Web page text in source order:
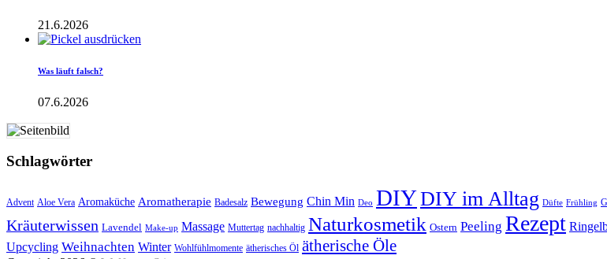
21.6.2026
Was läuft falsch?
07.6.2026
Schlagwörter
Advent Aloe Vera Aromaküche Aromatherapie Badesalz Bewegung Chin Min Deo DIYDIY im Alltag Düfte Frühling
Kräuterwissen Lavendel Make-up Massage Muttertag nachhaltig Naturkosmetik Ostern Peeling Rezept
Upcycling Weihnachten Winter Wohlfühlmomente ätherisches Öl ätherische Öle